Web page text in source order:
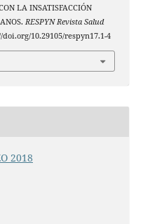
LA INSATISFACCIÓN
RESPYN Revista Salud
10.29105/respyn17.1-4
2018